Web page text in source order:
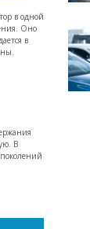
в одной
Оно
в
В